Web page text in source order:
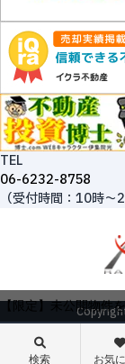
TEL
06-6232-8758
（受付時間：10時～
【限定】未公開物件
検索 お気